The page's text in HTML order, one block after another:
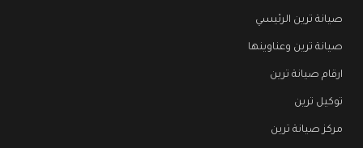
صيانة ترين الرئيسي
صيانة ترين وعناوينها
ارقام صيانة ترين
توكيل ترين
مركز صيانة ترين